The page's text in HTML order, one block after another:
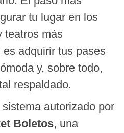
tu lugar en los
teatros más
adquirir tus pases
y, sobre todo,
respaldado.
autorizado por
Boletos, una